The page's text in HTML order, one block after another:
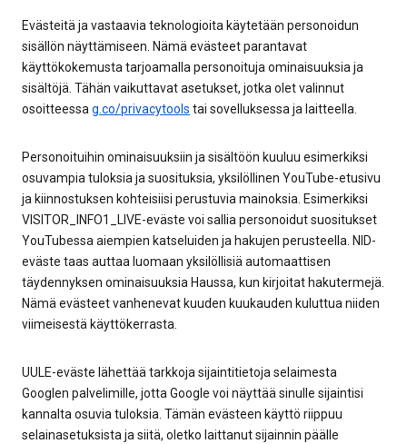
Evästeitä ja vastaavia teknologioita käytetään personoidun
sisällön näyttämiseen. Nämä evästeet parantavat
käyttökokemusta tarjoamalla personoituja ominaisuuksia ja
sisältöjä. Tähän vaikuttavat asetukset, jotka olet valinnut
osoitteessag.co/privacytools tai sovelluksessa ja laitteella.
Personoituihin ominaisuuksiin ja sisältöön kuuluu esimerkiksi
osuvampia tuloksia ja suosituksia, yksilöllinen YouTube-etusivu
ja kiinnostuksen kohteisiisi perustuvia mainoksia. Esimerkiksi
VISITOR_INFO1_LIVE-eväste voi sallia personoidut suositukset
YouTubessa aiempien katseluiden ja hakujen perusteella. NID-
eväste taas auttaa luomaan yksilöllisiä automaattisen
täydennyksen ominaisuuksia Haussa, kun kirjoitat hakutermejä.
Nämä evästeet vanhenevat kuuden kuukauden kuluttua niiden
viimeisestä käyttökerrasta.
UULE-eväste lähettää tarkkoja sijaintitietoja selaimesta
Googlen palvelimille, jotta Google voi näyttää sinulle sijaintisi
kannalta osuvia tuloksia. Tämän evästeen käyttö riippuu
selainasetuksista ja siitä, oletko laittanut sijainnin päälle